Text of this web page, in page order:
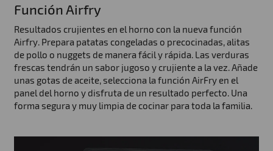
Función Airfry
Resultados crujientes en el horno con la nueva función
Airfry. Prepara patatas congeladas o precocinadas, alitas
de pollo o nuggets de manera fácil y rápida. Las verduras
frescas tendrán un sabor jugoso y crujiente a la vez. Añade
unas gotas de aceite, selecciona la función AirFry en el
panel del horno y disfruta de un resultado perfecto. Una
forma segura y muy limpia de cocinar para toda la familia.